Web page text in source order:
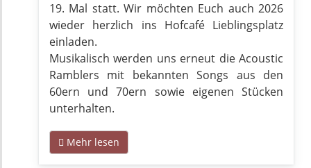
19. Mal statt. Wir möchten Euch auch 2026
wieder herzlich ins Hofcafé Lieblingsplatz
einladen.
Musikalisch werden uns erneut die Acoustic
Ramblers mit bekannten Songs aus den
60ern und 70ern sowie eigenen Stücken
unterhalten.
Mehr lesen